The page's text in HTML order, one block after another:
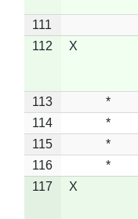
111
112
X
113 *
114
*
115
*
116
*
117
X